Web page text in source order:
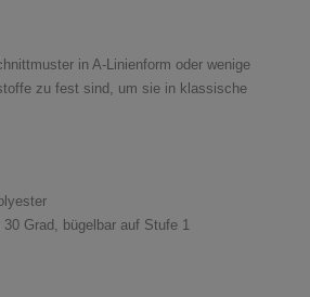
in A-Linienform oder wenige
zu fest sind, um sie in klassische
Grad, bügelbar auf Stufe 1